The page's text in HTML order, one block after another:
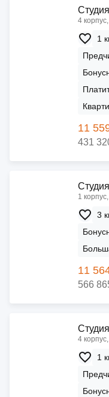
4
1
11
431
1
3
11
566
4
1